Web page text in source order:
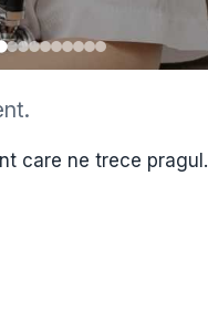
care ne trece pragul.